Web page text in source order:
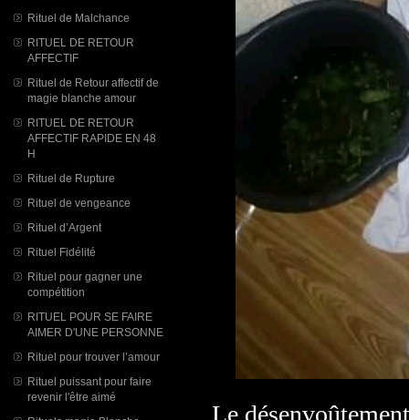
Rituel de Malchance
RITUEL DE RETOUR
AFFECTIF
Rituel de Retour affectif de
magie blanche amour
RITUEL DE RETOUR
AFFECTIF RAPIDE EN 48
H
Rituel de Rupture
Rituel de vengeance
Rituel d’Argent
Rituel Fidélité
Rituel pour gagner une
compétition
RITUEL POUR SE FAIRE
AIMER D'UNE PERSONNE
Rituel pour trouver l’amour
Rituel puissant pour faire
revenir l'être aimé
Le